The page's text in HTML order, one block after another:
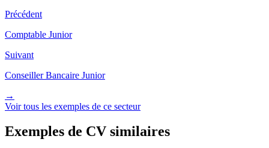
Précédent
Comptable Junior
Suivant
Conseiller Bancaire Junior
→
Voir tous les exemples de ce secteur
Exemples de CV similaires